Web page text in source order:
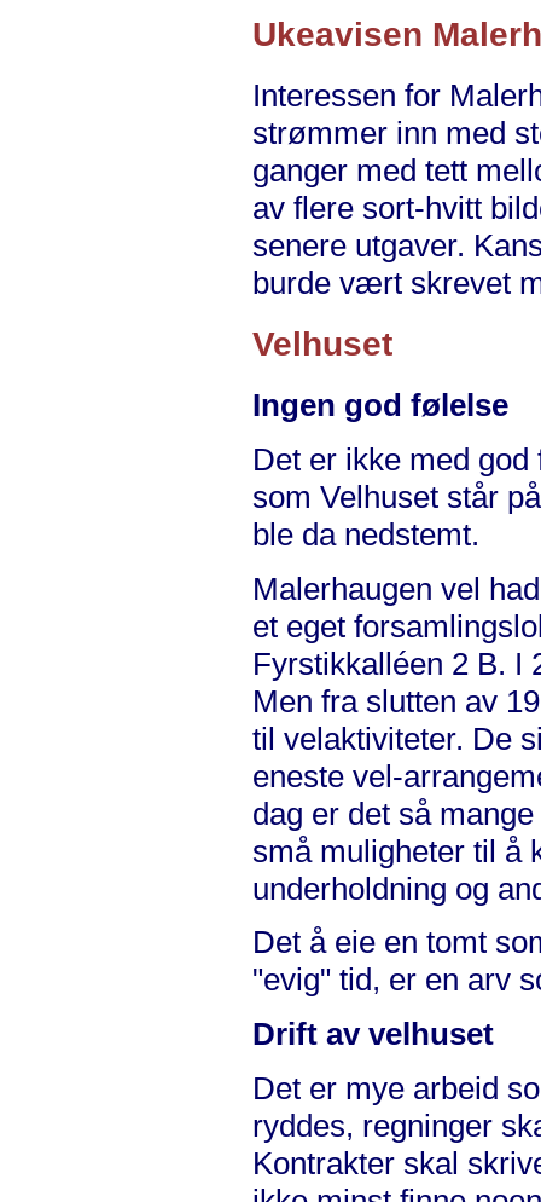
Ukeavisen
Interessen for
strømmer inn med
ganger med tett
av flere sort-hvitt
senere utgaver.
burde vært skrevet
Velhuset
Ingen god følelse
Det er ikke med
som Velhuset står
ble da nedstemt.
Malerhaugen vel
et eget
Fyrstikkalléen 2 B. I
Men fra slutten av
til velaktiviteter. De
eneste vel-
dag er det så
små muligheter til å
underholdning og
Det å eie en tomt
"evig" tid, er en arv
Drift av velhuset
Det er mye arbeid
ryddes, regninger
Kontrakter skal